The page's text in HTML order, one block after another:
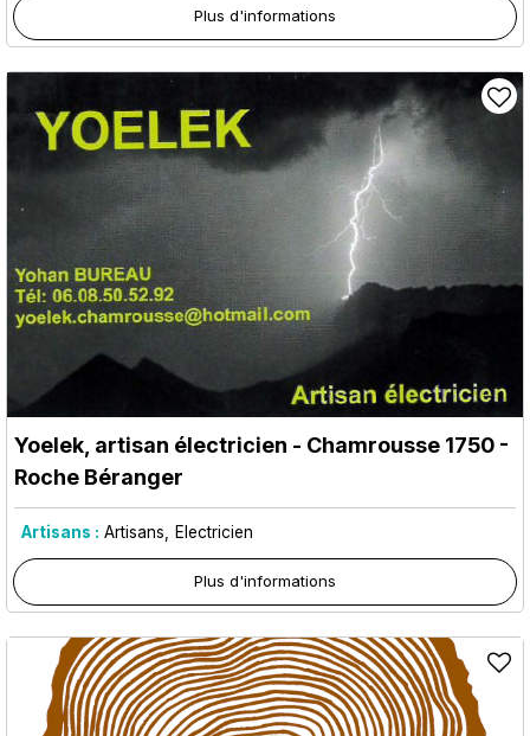
Plus d'informations
Yoelek, artisan électricien - Chamrousse 1750 -
Roche Béranger
Artisans : Artisans Electricien
Plus d'informations